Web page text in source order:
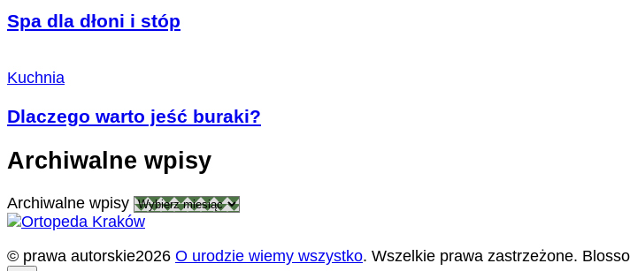
Spa dla dłoni i stóp
Kuchnia
Dlaczego warto jeść buraki?
Archiwalne wpisy
Archiwalne wpisy
© prawa autorskie2026 O urodzie wiemy wszystko. Wszelkie prawa zastrzeżone.